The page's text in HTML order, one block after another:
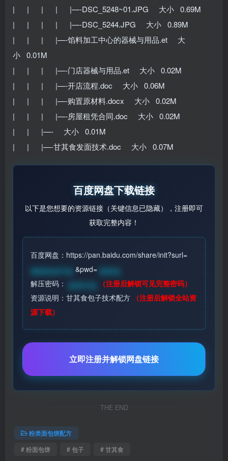
| | | | |—-DSC_5248~01.JPG 大小 0.69M
| | | | |—-DSC_5244.JPG 大小 0.89M
| | | |—-馅料加工中心的器械与用品.et 大
小 0.01M
| | | |—-门店器械与用品.et 大小 0.02M
| | | |—-开店流程.doc 大小 0.06M
| | | |—-购置原材料.docx 大小 0.02M
| | | |—-房屋租凭合同.doc 大小 0.02M
| | |—- 大小 0.01M
| | |—-甘其食发面技术.doc 大小 0.07M
百度网盘下载链接
以下是您想要的资源链接（关键信息已隐藏），注册即可
获取完整内容！
百度网盘：https://pan.baidu.com/share/init?surl=
请登录后可见
&pwd=
解压密码：
（注册后解锁可见完整密码）
资源说明：甘其食包子技术配方
（注册后解锁全站资
源下载）
立即注册并解锁网盘链接
THE END
粉类面包饼配方
# 粉面包饼
# 包子 # 甘其食